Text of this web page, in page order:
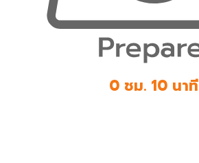
0 ชม. 10 นาที